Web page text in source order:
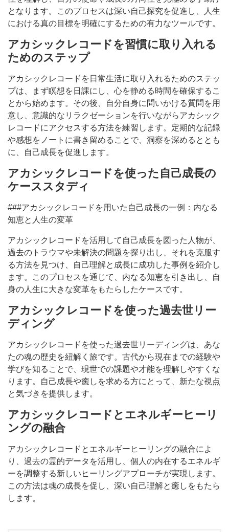
となります。このプロセスは深い自己探究を促進し、人生
における真の目標を明確にするための有力なツールです。
アカシックレコードを習慣に取り入れる
ためのステップ
アカシックレコードを日常生活に取り入れるためのステッ
プは、まず瞑想を日課にし、心を静める時間を確保するこ
とから始めます。その後、自分自身に問いかける質問を用
意し、意識的なリラクゼーションを行いながらアカシック
レコードにアクセスする方法を練習します。定期的な記録
や感想をノートに書き留めることで、洞察を深めるととも
に、自己成長を促進します。
アカシックレコードを使った自己成長の
ケーススタディ
###アカシックレコードを用いた自己成長の一例：内なる
知恵と人生の変革
アカシックレコードを活用して自己成長を図った人物が、
過去のトラウマや未解決の問題を探り出し、それを克服す
る方法を見つけ、自己理解と成長に成功した事例を紹介し
ます。このプロセスを通じて、内なる知恵を引き出し、自
身の人生に大きな変革をもたらしたケースです。
アカシックレコードを使った過去世リー
ディング
アカシックレコードを使った過去世リーディングは、あな
たの魂の歴史を紐解く旅です。古代から現在までの経験や
学びを知ることで、現世での課題や才能を理解しやすくな
ります。自己成長や癒しを求める方にとって、新たな視点
と気づきを提供します。
アカシックレコードとエネルギーヒーリ
ングの融合
アカシックレコードとエネルギーヒーリングの融合によ
り、過去の霊的データを活用し、個人の内在するエネルギ
ーを調整する新しいヒーリングアプローチが実現します。
この方法は魂の成長を促し、深い自己理解と癒しをもたら
します。